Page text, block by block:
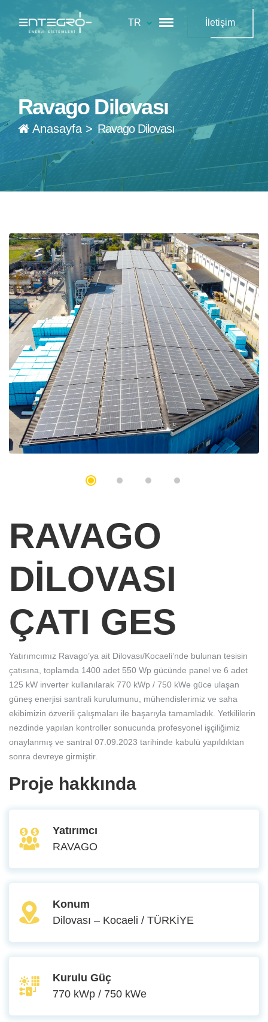
TR İletişim
Ravago Dilovası
Anasayfa > Ravago Dilovası
RAVAGO
DİLOVASI
ÇATI GES
Yatırımcımız Ravago’ya ait Dilovası/Kocaeli’nde bulunan tesisin
çatısına, toplamda 1400 adet 550 Wp gücünde panel ve 6 adet
125 kW inverter kullanılarak 770 kWp / 750 kWe güce ulaşan
güneş enerjisi santrali kurulumunu, mühendislerimiz ve saha
ekibimizin özverili çalışmaları ile başarıyla tamamladık. Yetkililerin
nezdinde yapılan kontroller sonucunda profesyonel işçiliğimiz
onaylanmış ve santral 07.09.2023 tarihinde kabulü yapıldıktan
sonra devreye girmiştir.
Proje hakkında
Yatırımcı
RAVAGO
Konum
Dilovası – Kocaeli / TÜRKİYE
Kurulu Güç
770 kWp / 750 kWe